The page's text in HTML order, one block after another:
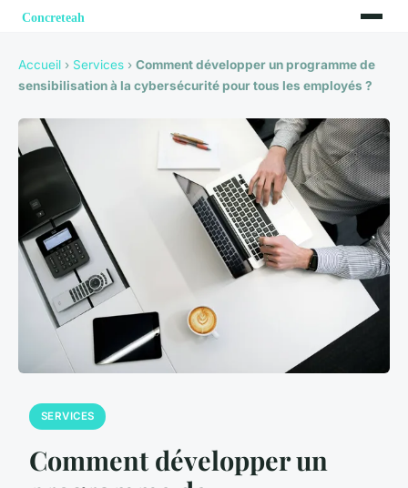
Accueil › Services › Comment développer un programme de
sensibilisation à la cybersécurité pour tous les employés ?
SERVICES
Comment développer un